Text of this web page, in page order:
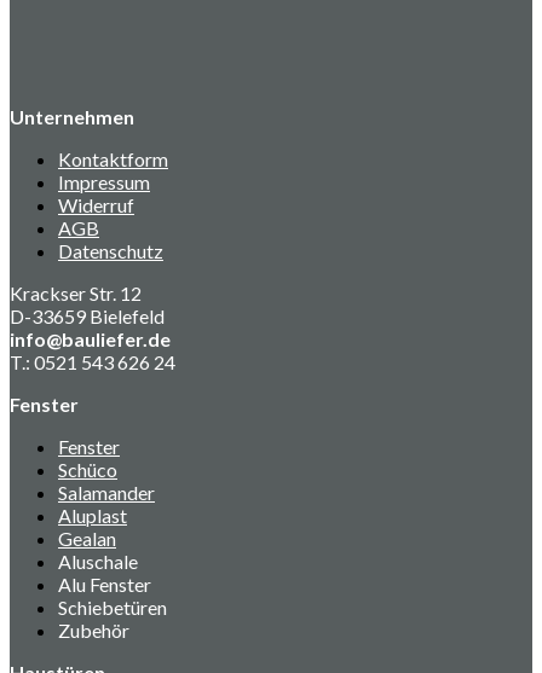
Unternehmen
Kontaktform
Impressum
Widerruf
AGB
Datenschutz
Krackser Str. 12
D-33659 Bielefeld
info@bauliefer.de
T.: 0521 543 626 24
Fenster
Fenster
Schüco
Salamander
Aluplast
Gealan
Aluschale
Alu Fenster
Schiebetüren
Zubehör